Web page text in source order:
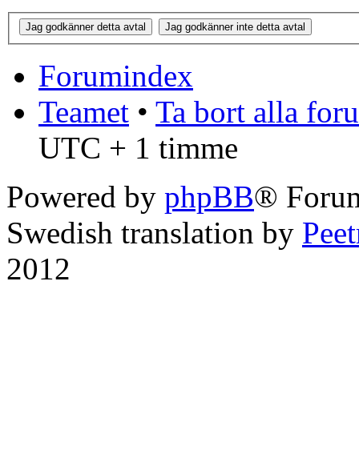
Forumindex
Teamet • Ta bort alla
UTC + 1 timme
Powered by phpBB®
Swedish translation by
2012